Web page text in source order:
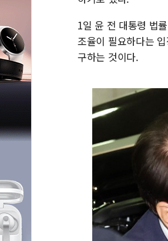
1일 윤 전 대통령 법
조율이 필요하다는
구하는 것이다.